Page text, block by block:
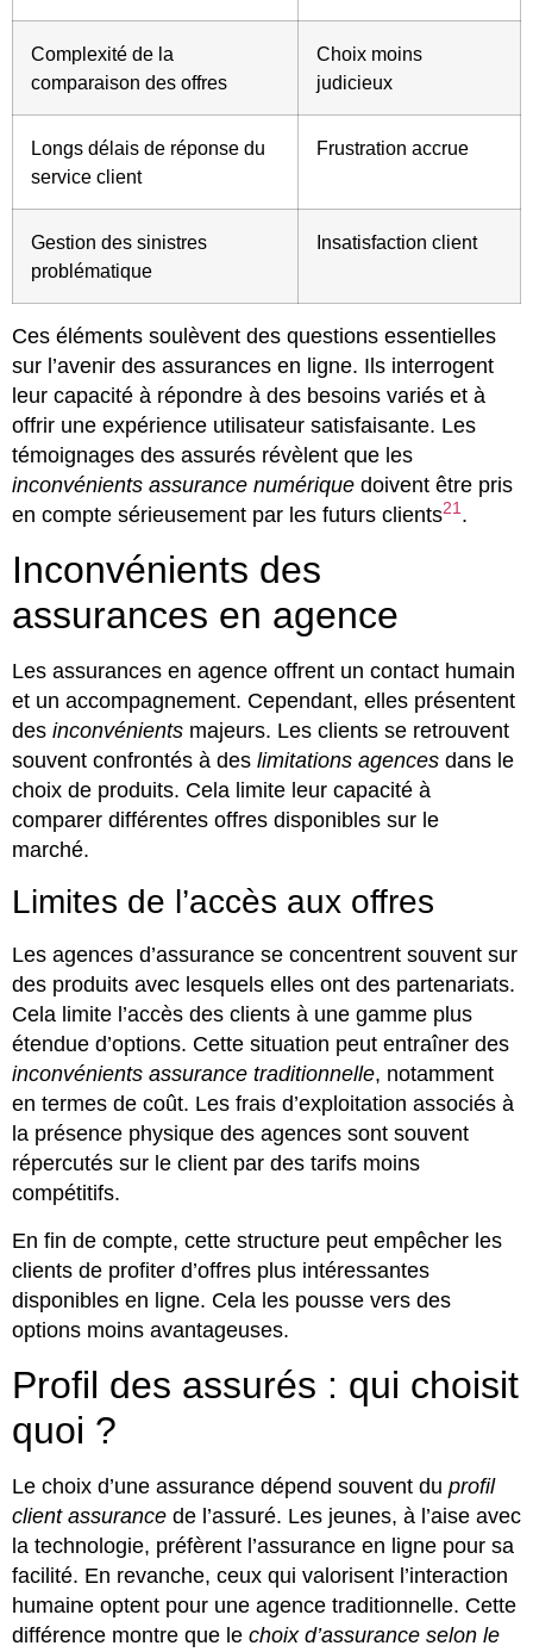
Complexité de la
comparaison des offres
Choix moins
judicieux
Longs délais de réponse du
service client
Frustration accrue
Gestion des sinistres
problématique
Insatisfaction client
Ces éléments soulèvent des questions essentielles
sur l’avenir des assurances en ligne. Ils interrogent
leur capacité à répondre à des besoins variés et à
offrir une expérience utilisateur satisfaisante. Les
témoignages des assurés révèlent que les
inconvénients assurance numérique doivent être pris
en compte sérieusement par les futurs clients21 .
Inconvénients des
assurances en agence
Les assurances en agence offrent un contact humain
et un accompagnement. Cependant, elles présentent
des inconvénients majeurs. Les clients se retrouvent
souvent confrontés à des limitations agences dans le
choix de produits. Cela limite leur capacité à
comparer différentes offres disponibles sur le
marché.
Limites de l’accès aux offres
Les agences d’assurance se concentrent souvent sur
des produits avec lesquels elles ont des partenariats.
Cela limite l’accès des clients à une gamme plus
étendue d’options. Cette situation peut entraîner des
inconvénients assurance traditionnelle, notamment
en termes de coût. Les frais d’exploitation associés à
la présence physique des agences sont souvent
répercutés sur le client par des tarifs moins
compétitifs.
En fin de compte, cette structure peut empêcher les
clients de profiter d’offres plus intéressantes
disponibles en ligne. Cela les pousse vers des
options moins avantageuses.
Profil des assurés : qui choisit
quoi ?
Le choix d’une assurance dépend souvent du profil
client assurance de l’assuré. Les jeunes, à l’aise avec
la technologie, préfèrent l’assurance en ligne pour sa
facilité. En revanche, ceux qui valorisent l’interaction
humaine optent pour une agence traditionnelle. Cette
différence montre que le choix d’assurance selon le